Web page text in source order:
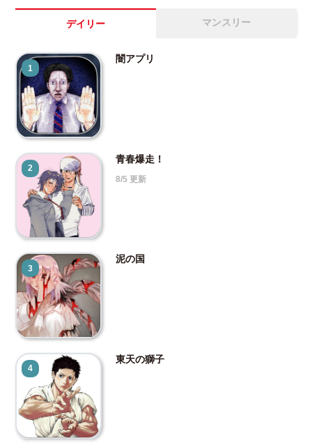
デイリー マンスリー
1
闇アプリ
2
青春爆走！
8/5 更新
3
泥の国
4
東天の獅子